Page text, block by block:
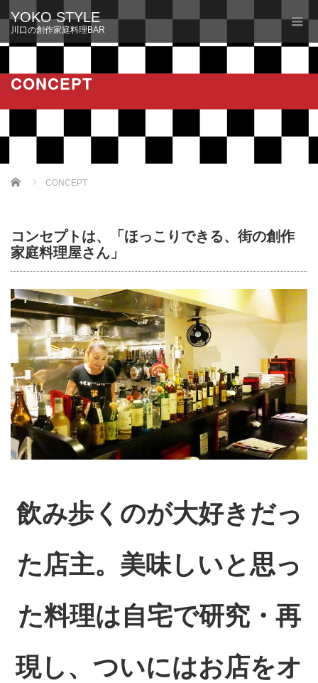
YOKO STYLE
川口の創作家庭料理BAR
CONCEPT
Home CONCEPT
コンセプトは、「ほっこりできる、街の創作
家庭料理屋さん」
飲み歩くのが大好きだっ
た店主。美味しいと思っ
た料理は自宅で研究・再
現し、ついにはお店をオ